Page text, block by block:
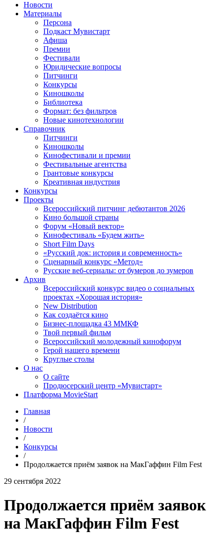
Новости
Материалы
Персона
Подкаст Мувистарт
Афиша
Премии
Фестивали
Юридические вопросы
Питчинги
Конкурсы
Киношколы
Библиотека
Формат: без фильтров
Новые кинотехнологии
Справочник
Питчинги
Киношколы
Кинофестивали и премии
Фестивальные агентства
Грантовые конкурсы
Креативная индустрия
Конкурсы
Проекты
Всероссийский питчинг дебютантов 2026
Кино большой страны
Форум «Новый вектор»
Кинофестиваль «Будем жить»
Short Film Days
«Русский док: история и современность»
Сценарный конкурс «Метод»
Русские веб-сериалы: от бумеров до зумеров
Архив
Всероссийский конкурс видео о социальных
проектах «Хорошая история»
New Distribution
Как создаётся кино
Бизнес-площадка 43 ММКФ
Твой первый фильм
Всероссийский молодежный кинофорум
Герой нашего времени
Круглые столы
О нас
О сайте
Продюсерский центр «Мувистарт»
Платформа MovieStart
Главная
/
Новости
/
Конкурсы
/
Продолжается приём заявок на МакГаффин Film Fest
29 сентября 2022
Продолжается приём заявок
на МакГаффин Film Fest